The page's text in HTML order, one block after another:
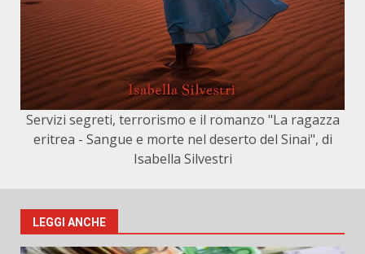
Servizi segreti, terrorismo e il romanzo "La ragazza
eritrea - Sangue e morte nel deserto del Sinai", di
Isabella Silvestri
LEGGI ANCHE